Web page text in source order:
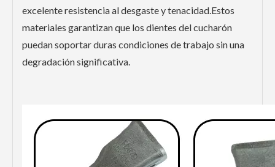
excelente resistencia al desgaste y tenacidad.Estos
materiales garantizan que los dientes del cucharón
puedan soportar duras condiciones de trabajo sin una
degradación significativa.